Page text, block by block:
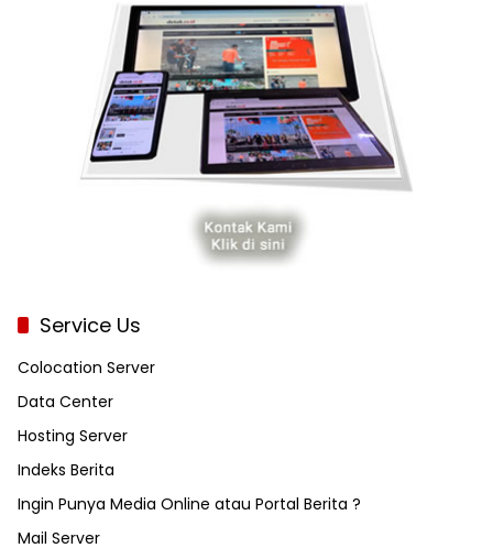
Service Us
Colocation Server
Data Center
Hosting Server
Indeks Berita
Ingin Punya Media Online atau Portal Berita ?
Mail Server